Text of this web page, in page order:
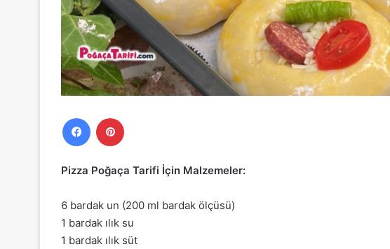
Facebook
Pizza Poğaça Tarifi İçin Malzemeler:
6 bardak un (200 ml bardak ölçüsü)
1 bardak ılık su
1 bardak ılık süt